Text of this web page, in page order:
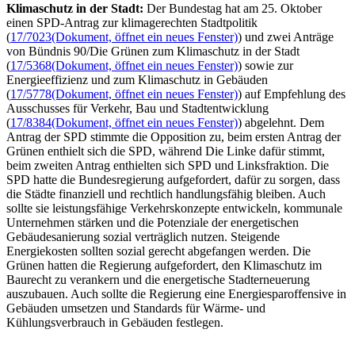
Klimaschutz in der Stadt: Der Bundestag hat am 25. Oktober
einen SPD-Antrag zur klimagerechten Stadtpolitik
(17/7023(Dokument, öffnet ein neues Fenster)) und zwei Anträge
von Bündnis 90/Die Grünen zum Klimaschutz in der Stadt
(17/5368(Dokument, öffnet ein neues Fenster)) sowie zur
Energieeffizienz und zum Klimaschutz in Gebäuden
(17/5778(Dokument, öffnet ein neues Fenster)) auf Empfehlung des
Ausschusses für Verkehr, Bau und Stadtentwicklung
(17/8384(Dokument, öffnet ein neues Fenster)) abgelehnt. Dem
Antrag der SPD stimmte die Opposition zu, beim ersten Antrag der
Grünen enthielt sich die SPD, während Die Linke dafür stimmt,
beim zweiten Antrag enthielten sich SPD und Linksfraktion. Die
SPD hatte die Bundesregierung aufgefordert, dafür zu sorgen, dass
die Städte finanziell und rechtlich handlungsfähig bleiben. Auch
sollte sie leistungsfähige Verkehrskonzepte entwickeln, kommunale
Unternehmen stärken und die Potenziale der energetischen
Gebäudesanierung sozial verträglich nutzen. Steigende
Energiekosten sollten sozial gerecht abgefangen werden. Die
Grünen hatten die Regierung aufgefordert, den Klimaschutz im
Baurecht zu verankern und die energetische Stadterneuerung
auszubauen. Auch sollte die Regierung eine Energiesparoffensive in
Gebäuden umsetzen und Standards für Wärme- und
Kühlungsverbrauch in Gebäuden festlegen.